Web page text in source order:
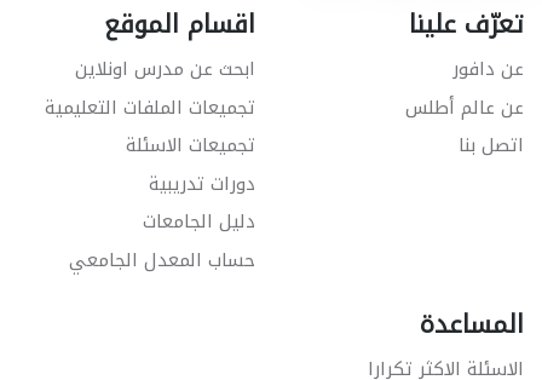
تعرّف علينا
عن دافور
عن عالم أطلس
اتصل بنا
اقسام الموقع
ابحث عن مدرس اونلاين
تجميعات الملفات التعليمية
تجميعات الاسئلة
دورات تدريبية
دليل الجامعات
حساب المعدل الجامعي
المساعدة
الاسئلة الاكثر تكرارا